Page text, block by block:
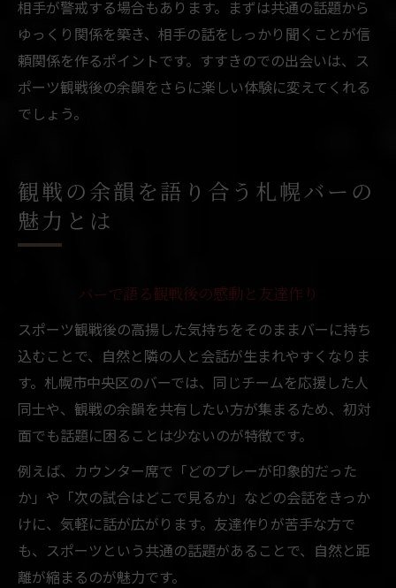
相手が警戒する場合もあります。まずは共通の話題から
ゆっくり関係を築き、相手の話をしっかり聞くことが信
頼関係を作るポイントです。すすきのでの出会いは、ス
ポーツ観戦後の余韻をさらに楽しい体験に変えてくれる
でしょう。
観戦の余韻を語り合う札幌バーの
魅力とは
バーで語る観戦後の感動と友達作り
スポーツ観戦後の高揚した気持ちをそのままバーに持ち
込むことで、自然と隣の人と会話が生まれやすくなりま
す。札幌市中央区のバーでは、同じチームを応援した人
同士や、観戦の余韻を共有したい方が集まるため、初対
面でも話題に困ることは少ないのが特徴です。
例えば、カウンター席で「どのプレーが印象的だった
か」や「次の試合はどこで見るか」などの会話をきっか
けに、気軽に話が広がります。友達作りが苦手な方で
も、スポーツという共通の話題があることで、自然と距
離が縮まるのが魅力です。